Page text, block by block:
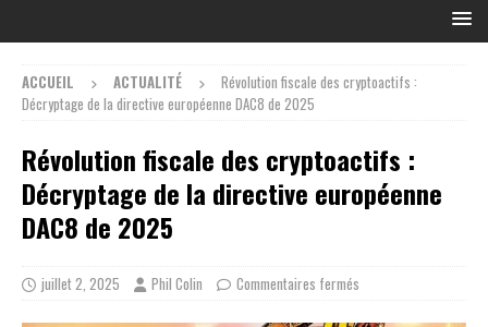
ACCUEIL ACTUALITÉ
Révolution fiscale des cryptoactifs :
Décryptage de la directive européenne DAC8 de 2025
Révolution fiscale des cryptoactifs :
Décryptage de la directive européenne
DAC8 de 2025
juillet 2, 2025 Phil Colin Commentaires fermés